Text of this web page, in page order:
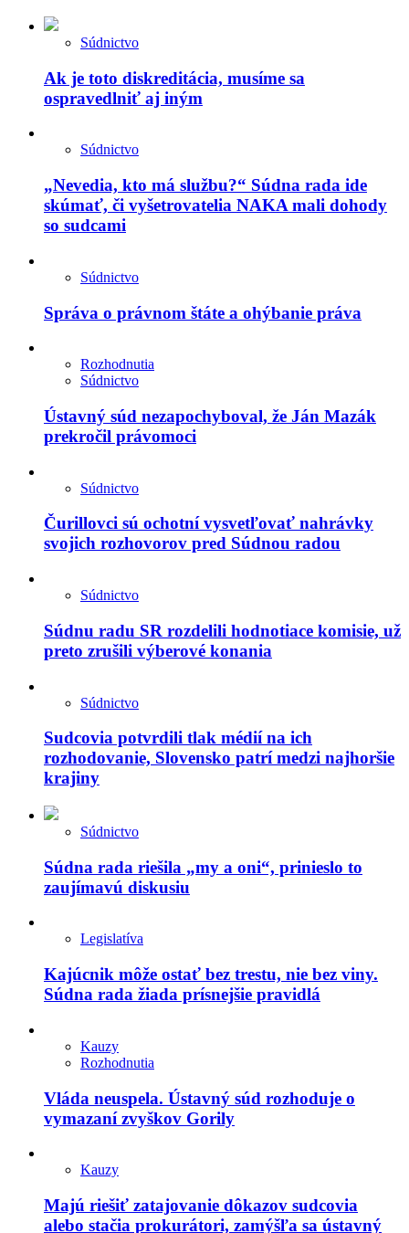
Súdnictvo
Ak je toto diskreditácia, musíme sa
ospravedlniť aj iným
Súdnictvo
„Nevedia, kto má službu?“ Súdna rada ide
skúmať, či vyšetrovatelia NAKA mali dohody
so sudcami
Súdnictvo
Správa o právnom štáte a ohýbanie práva
Rozhodnutia
Súdnictvo
Ústavný súd nezapochyboval, že Ján Mazák
prekročil právomoci
Súdnictvo
Čurillovci sú ochotní vysvetľovať nahrávky
svojich rozhovorov pred Súdnou radou
Súdnictvo
Súdnu radu SR rozdelili hodnotiace komisie, už
preto zrušili výberové konania
Súdnictvo
Sudcovia potvrdili tlak médií na ich
rozhodovanie, Slovensko patrí medzi najhoršie
krajiny
Súdnictvo
Súdna rada riešila „my a oni“, prinieslo to
zaujímavú diskusiu
Legislatíva
Kajúcnik môže ostať bez trestu, nie bez viny.
Súdna rada žiada prísnejšie pravidlá
Kauzy
Rozhodnutia
Vláda neuspela. Ústavný súd rozhoduje o
vymazaní zvyškov Gorily
Kauzy
Majú riešiť zatajovanie dôkazov sudcovia
alebo stačia prokurátori, zamýšľa sa ústavný